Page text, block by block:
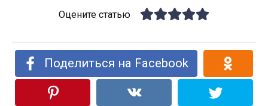
Оцените статью
Поделиться на Facebook